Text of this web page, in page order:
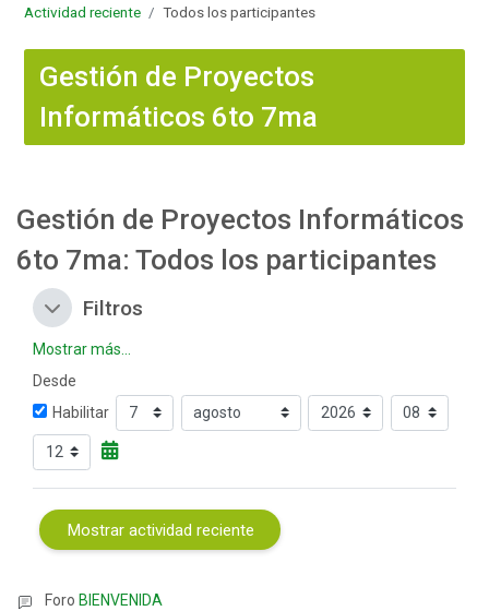
Actividad reciente Todos los participantes
Gestión de Proyectos
Informáticos 6to 7ma
Gestión de Proyectos Informáticos
6to 7ma: Todos los participantes
Filtros
FiltrosFiltros
Mostrar más...
Desde
Desde
Habilitar Día Año Hora
Minuto
Foro BIENVENIDA